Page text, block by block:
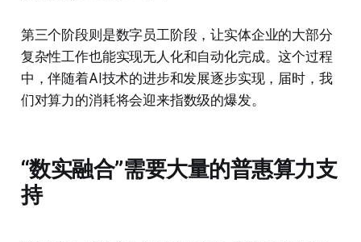
第三个阶段则是数字员工阶段，让实体企业的大部分
复杂性工作也能实现无人化和自动化完成。这个过程
中，伴随着AI技术的进步和发展逐步实现，届时，我
们对算力的消耗将会迎来指数级的爆发。
“数实融合”需要大量的普惠算力支
持